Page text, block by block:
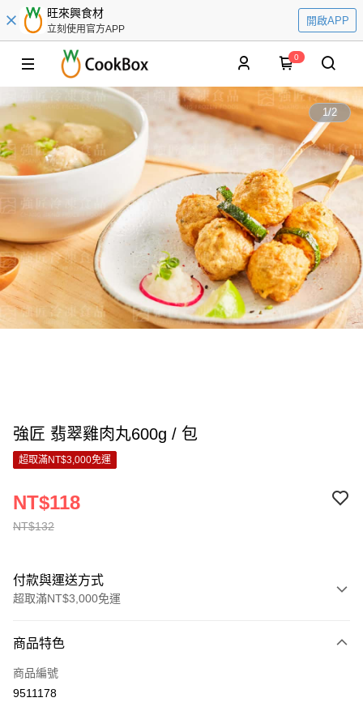
旺來興食材
立刻使用官方APP
開啟APP
0
1/2
強匠 翡翠雞肉丸600g / 包
超取滿NT$3,000免運
NT$132
NT$118
付款與運送方式
超取滿NT$3,000免運
信用卡一次付款
LINE Pay
商品特色
商品編號
9511178